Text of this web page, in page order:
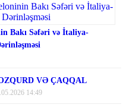
Bakı Səfəri və İtaliya-
VƏ ÇAQQAL
14:49